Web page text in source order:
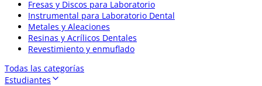
Fresas y Discos para Laboratorio
Instrumental para Laboratorio Dental
Metales y Aleaciones
Resinas y Acrílicos Dentales
Revestimiento y enmuflado
Todas las categorías
Estudiantes